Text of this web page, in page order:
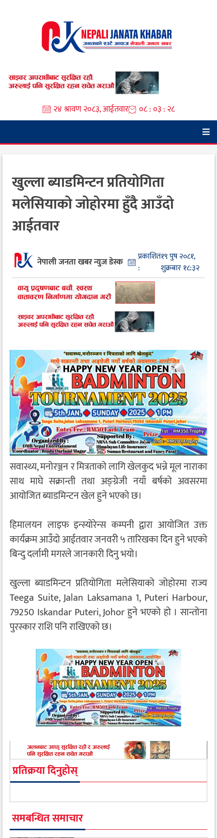
२४ श्रावण २०८३, आईतवार ०८ : ०३ : २९
खुल्ला ब्याडमिन्टन प्रतियोगिता
मलेसियाको जोहोरमा हुँदै आउँदो
आईतवार
नेपाली जनता खबर न्युज डेस्क
प्रकाशित
:
१९ पुष २०८१,
शुक्रबार १८:३२
सवास्थ्य, मनोरञ्जन र मित्रताको लागि खेलकुद भन्ने मूल नाराका
साथ माघे सक्रान्ती तथा अङ्ग्रेजी नयाँ बर्षको अवसरमा
आयोजित ब्याडमिन्टन खेल हुने भएको छ।
हिमालयन लाइफ इन्स्योरेन्स कम्पनी द्वारा आयोजित उक्त
कार्यक्रम आउँदो आईतवार जनवरी ५ तारिखका दिन हुने भएको
बिन्दु दर्लामी मगरले जानकारी दिनु भयो।
खुल्ला ब्याडमिन्टन प्रतियोगिता मलेसियाको जोहोरमा राज्य
Teega Suite, Jalan Laksamana 1, Puteri Harbour,
79250 Iskandar Puteri, Johor हुने भएको हो । सान्तोना
पुरस्कार राशि पनि राखिएको छ।
प्रतिक्रया दिनुहोस्
समबन्धित समाचार